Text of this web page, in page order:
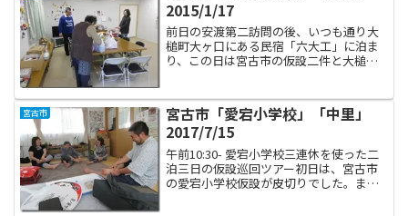
2015/1/17
前日の安渡第二訪問の後、いつも通り大
槌町大ヶ口にある民宿「六大工」に泊ま
り、この日は宮古市の仮設二件と大槌町
楽療法士の井上勢津さんです。井上さん
は復興庁の学校カウンセラ...
宮古市
宮古市「愛宕小学校」「中里」
2017/7/15
午前10:30- 愛宕小学校三連休を使った二
泊三日の仮設巡回ツアー初日は、宮古市
の愛宕小学校仮設が皮切りでした。まだ